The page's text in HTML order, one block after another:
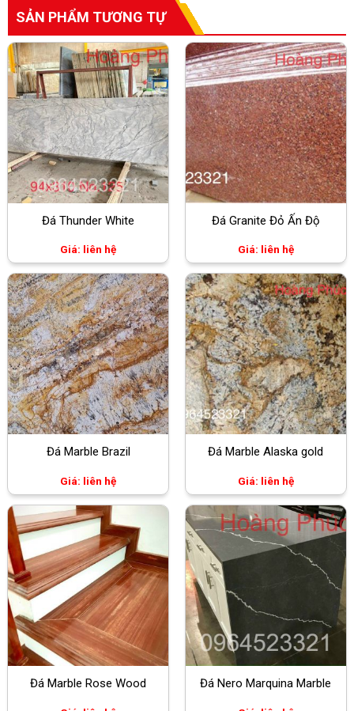
SẢN PHẨM TƯƠNG TỰ
Đá Thunder White
Giá: liên hệ
Đá Granite Đỏ Ấn Độ
Giá: liên hệ
Đá Marble Brazil
Giá: liên hệ
Đá Marble Alaska gold
Giá: liên hệ
Đá Marble Rose Wood Đá Nero Marquina Marble